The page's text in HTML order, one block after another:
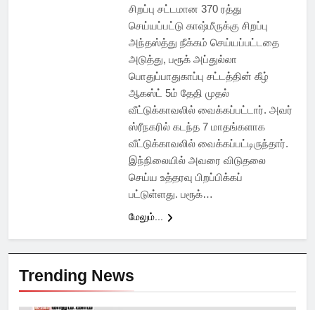
சிறப்பு சட்டமான 370 ரத்து
செய்யப்பட்டு காஷ்மீருக்கு சிறப்பு
அந்தஸ்த்து நீக்கம் செய்யப்பட்டதை
அடுத்து, பரூக் அப்துல்லா
பொதுப்பாதுகாப்பு சட்டத்தின் கீழ்
ஆகஸ்ட் 5ம் தேதி முதல்
வீட்டுக்காவலில் வைக்கப்பட்டார். அவர்
ஸ்ரீநகரில் கடந்த 7 மாதங்களாக
வீட்டுக்காவலில் வைக்கப்பட்டிருந்தார்.
இந்நிலையில் அவரை விடுதலை
செய்ய உத்தரவு பிறப்பிக்கப்
பட்டுள்ளது. பரூக்…
மேலும்...
Trending News